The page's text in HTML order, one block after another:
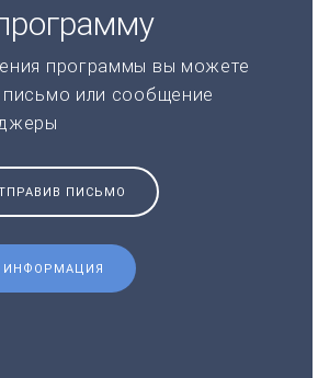
программы вы можете
письмо или сообщение
ПИСЬМО
ИНФОРМАЦИЯ